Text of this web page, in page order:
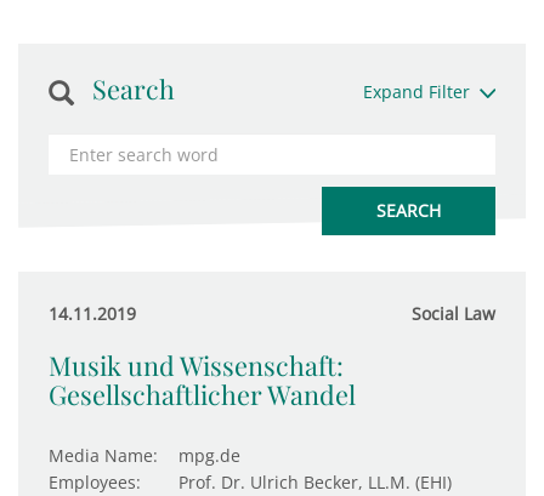
Search Expand Filter
14.11.2019 Social Law
Musik und Wissenschaft:
Gesellschaftlicher Wandel
Media Name:
mpg.de
Employees:
Prof. Dr. Ulrich Becker, LL.M. (EHI)